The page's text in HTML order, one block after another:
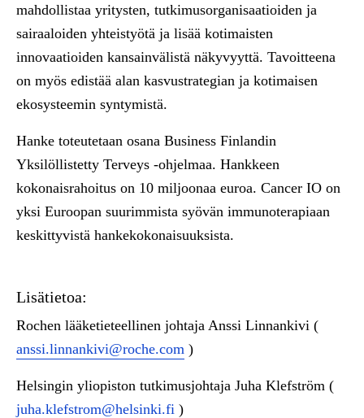
mahdollistaa yritysten, tutkimusorganisaatioiden ja
sairaaloiden yhteistyötä ja lisää kotimaisten
innovaatioiden kansainvälistä näkyvyyttä. Tavoitteena
on myös edistää alan kasvustrategian ja kotimaisen
ekosysteemin syntymistä.
Hanke toteutetaan osana Business Finlandin
Yksilöllistetty Terveys -ohjelmaa. Hankkeen
kokonaisrahoitus on 10 miljoonaa euroa. Cancer IO on
yksi Euroopan suurimmista syövän immunoterapiaan
keskittyvistä hankekokonaisuuksista.
Lisätietoa:
Rochen lääketieteellinen johtaja Anssi Linnankivi (
anssi.linnankivi@roche.com )
Helsingin yliopiston tutkimusjohtaja Juha Klefström (
juha.klefstrom@helsinki.fi )